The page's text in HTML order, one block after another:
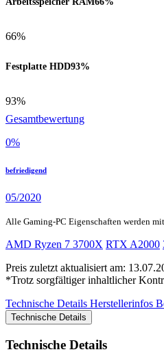
66%
Festplatte HDD93%
93%
Gesamtbewertung
0%
befriedigend
05/2020
Alle Gaming-PC Eigenschaften werden
AMD Ryzen 7 3700X RTX A2000
Preis zuletzt aktualisiert am:
*Trotz sorgfältiger inhaltlicher
Technische Details Herstellerinfos
Technische Details
Technische Details